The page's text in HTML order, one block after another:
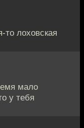
то лоховская
мало
у тебя